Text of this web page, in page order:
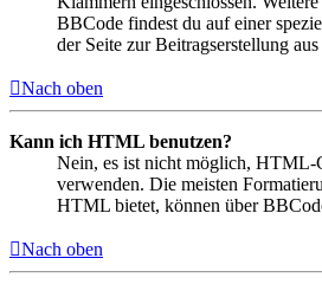
BBCode findest du auf einer
der Seite zur Beitragserstellung
Nach oben
Kann ich HTML benutzen?
Nein, es ist nicht möglich, HTML-
verwenden. Die meisten
HTML bietet, können über
Nach oben